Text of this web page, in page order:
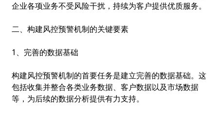
企业各项业务不受风险干扰，持续为客户提供优质服务。
二、构建风控预警机制的关键要素
1、完善的数据基础
构建风控预警机制的首要任务是建立完善的数据基础。这
包括收集并整合各类业务数据、客户数据以及市场数据
等，为后续的数据分析提供有力支持。